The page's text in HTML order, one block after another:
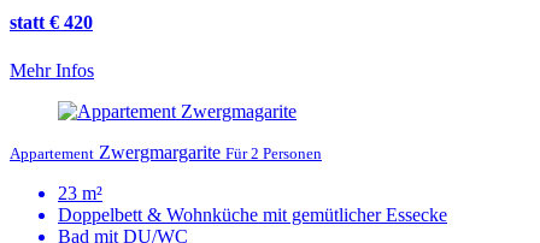
statt € 420
Mehr Infos
Appartement Zwergmargarite Für 2 Personen
23 m²
Doppelbett & Wohnküche mit gemütlicher Essecke
Bad mit DU/WC